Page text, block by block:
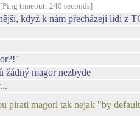
timeout: 240 seconds]
když k nám přecházejí lidi z
žádný magor nezbyde
pirati magori tak nejak "by